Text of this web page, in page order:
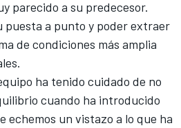
parecido a su predecesor.
puesta a punto y poder extraer
de condiciones más amplia
ha tenido cuidado de no
cuando ha introducido
echemos un vistazo a lo que ha